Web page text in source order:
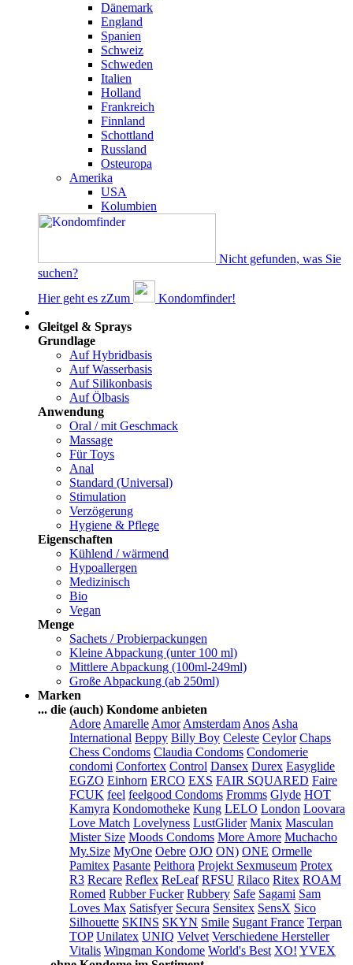
Dänemark
England
Spanien
Schweiz
Schweden
Italien
Holland
Frankreich
Finnland
Schottland
Russland
Osteuropa
Amerika
USA
Kolumbien
Nicht gefunden, was Sie
suchen?
Hier geht es zZum
Kondomfinder!
Gleitgel & Sprays
Grundlage
Auf Hybridbasis
Auf Wasserbasis
Auf Silikonbasis
Auf Ölbasis
Anwendung
Oral / mit Geschmack
Massage
Für Toys
Anal
Standard (Universal)
Stimulation
Verzögerung
Hygiene & Pflege
Eigenschaften
Kühlend / wärmend
Hypoallergen
Medizinisch
Bio
Vegan
Menge
Sachets / Probierpackungen
Kleine Abpackung (unter 100 ml)
Mittlere Abpackung (100ml-249ml)
Große Abpackung (ab 250ml)
Marken
... die (auch) Kondome anbieten
Adore Amarelle Amor Amsterdam Anos Asha
International Beppy Billy Boy Celeste Ceylor Chaps
Chess Condoms Claudia Condoms Condomerie
condomi Confortex Control Dansex Durex Easyglide
EGZO Einhorn ERCO EXS FAIR SQUARED Faire
FCUK feel feelgood Condoms Fromms Glyde HOT
Kamyra Kondomotheke Kung LELO London Loovara
Love Match Lovelyness LustGlider Manix Masculan
Mister Size Moods Condoms More Amore Muchacho
My.Size MyOne Oebre OJO ON) ONE Ormelle
Pamitex Pasante Peithora Projekt Sexmuseum Protex
R3 Recare Reflex ReLeaf RFSU Rilaco Ritex ROAM
Romed Rubber Fucker Rubbery Safe Sagami Sam
Loves Max Satisfyer Secura Sensitex SensX Sico
Silhouette SKINS SKYN Smile Sugant France Terpan
TOP Unilatex UNIQ Velvet Verschiedene Hersteller
Vitalis Wingman Kondome World's Best XO! YVEX